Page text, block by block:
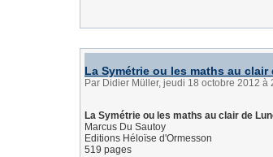
La Symétrie ou les maths au clair
Par Didier Müller, jeudi 18 octobre 2012 à
La Symétrie ou les maths au clair de
Marcus Du Sautoy
Editions Héloïse d'Ormesson
519 pages